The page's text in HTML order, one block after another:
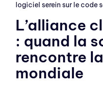
logiciel serein sur le code
L’alliance
: quand la
rencontre
mondiale